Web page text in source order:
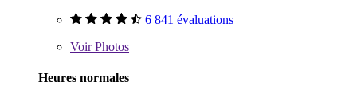
6 841 évaluations
VoirPhotos
Heures normales